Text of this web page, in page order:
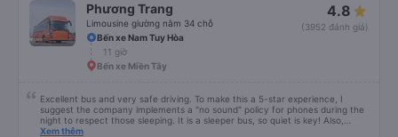
Phương Trang
Limousine giường nằm 34 chỗ
4.8
(3952 đánh giá)
Bến xe Nam Tuy Hòa
11 giờ
Bến xe Miền Tây
Excellent bus and very safe driving. To make this a 5-star experience, I
suggest the company implements a "no sound" policy for phones during the
night to respect those sleeping. It is a sleeper bus, so quiet is key! Also,
please display the Wi-Fi password clearly inside the cabin for convenience. I
Xem thêm